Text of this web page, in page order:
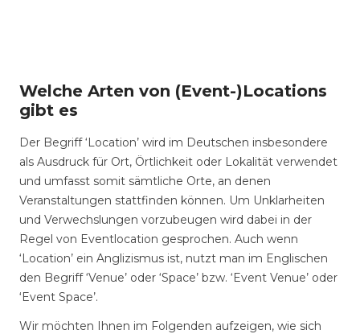
Welche Arten von (Event-)Locations
gibt es
Der Begriff ‘Location’ wird im Deutschen insbesondere
als Ausdruck für Ort, Örtlichkeit oder Lokalität verwendet
und umfasst somit sämtliche Orte, an denen
Veranstaltungen stattfinden können. Um Unklarheiten
und Verwechslungen vorzubeugen wird dabei in der
Regel von Eventlocation gesprochen. Auch wenn
‘Location’ ein Anglizismus ist, nutzt man im Englischen
den Begriff ‘Venue’ oder ‘Space’ bzw. ‘Event Venue’ oder
‘Event Space’.
Wir möchten Ihnen im Folgenden aufzeigen, wie sich